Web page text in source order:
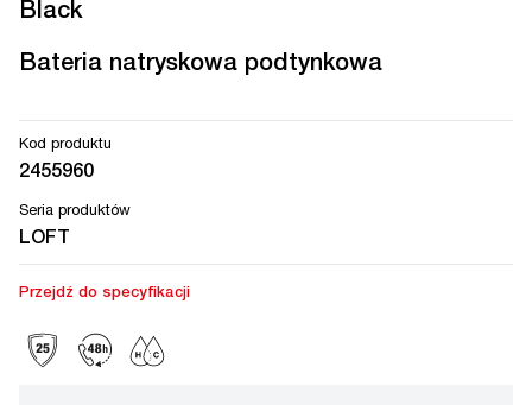
Black
Bateria natryskowa podtynkowa
Kod produktu
2455960
Seria produktów
LOFT
Przejdź do specyfikacji